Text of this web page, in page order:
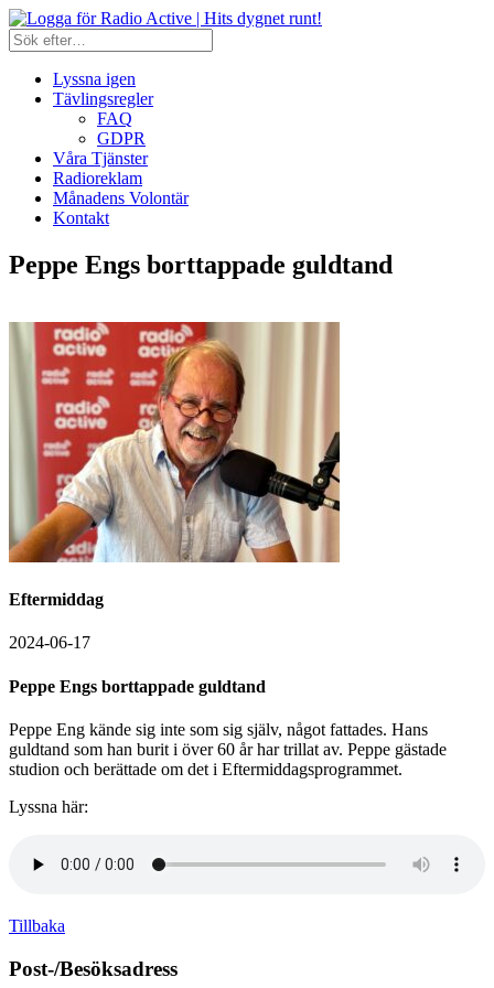
Lyssna igen
Tävlingsregler
FAQ
GDPR
Våra Tjänster
Radioreklam
Månadens Volontär
Kontakt
Peppe Engs borttappade guldtand
Eftermiddag
2024-06-17
Peppe Engs borttappade guldtand
Peppe Eng kände sig inte som sig själv, något fattades. Hans
guldtand som han burit i över 60 år har trillat av. Peppe gästade
studion och berättade om det i Eftermiddagsprogrammet.
Lyssna här:
Tillbaka
Post-/Besöksadress